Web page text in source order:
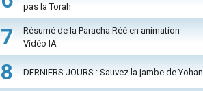
pas la Torah
7
Résumé de la Paracha Réé en animation
Vidéo IA
8 DERNIERS JOURS : Sauvez la jambe de Yohan